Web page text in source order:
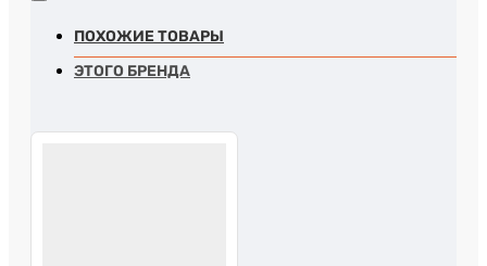
ПОХОЖИЕ ТОВАРЫ
ЭТОГО БРЕНДА